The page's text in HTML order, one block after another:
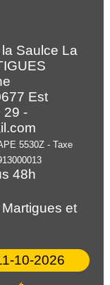
Saulce La
Est
29 -
5530Z - Taxe
48h
et
10-2026